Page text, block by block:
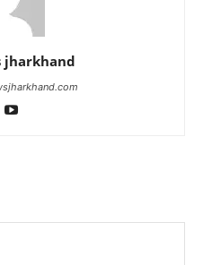
jharkhand